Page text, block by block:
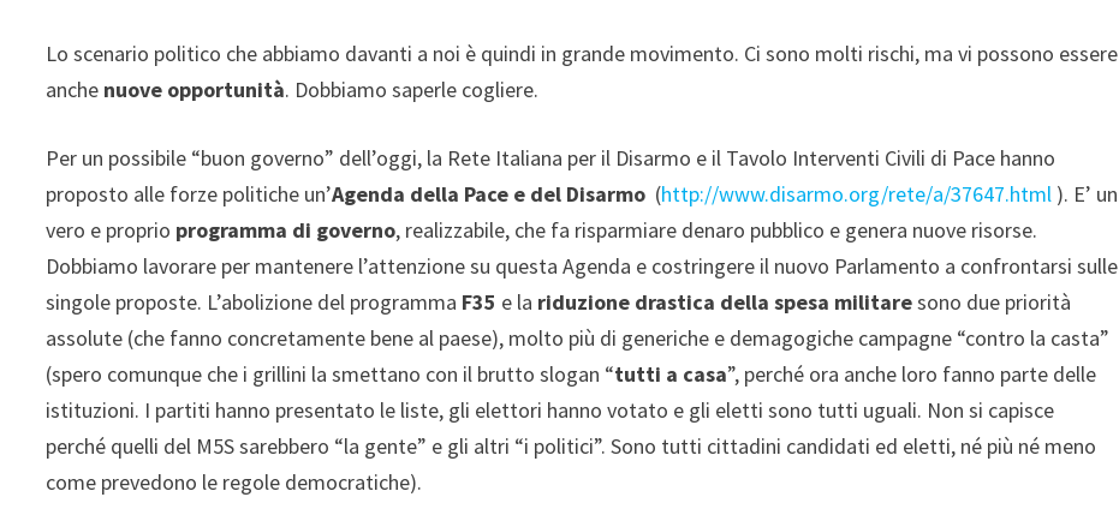
Lo scenario politico che abbiamo davanti a noi è quindi in grande movimento. Ci sono molti rischi, ma vi possono essere
anche nuove opportunità. Dobbiamo saperle cogliere.
Per un possibile “buon governo” dell’oggi, la Rete Italiana per il Disarmo e il Tavolo Interventi Civili di Pace hanno
proposto alle forze politiche un’Agenda della Pace e del Disarmo (http://www.disarmo.org/rete/a/37647.html ). E’ un
vero e proprio programma di governo, realizzabile, che fa risparmiare denaro pubblico e genera nuove risorse.
Dobbiamo lavorare per mantenere l’attenzione su questa Agenda e costringere il nuovo Parlamento a confrontarsi sulle
singole proposte. L’abolizione del programma F35 e la riduzione drastica della spesa militaresono due priorità
assolute (che fanno concretamente bene al paese), molto più di generiche e demagogiche campagne “contro la casta”
(spero comunque che i grillini la smettano con il brutto slogan “tutti a casa”, perché ora anche loro fanno parte delle
istituzioni. I partiti hanno presentato le liste, gli elettori hanno votato e gli eletti sono tutti uguali. Non si capisce
perché quelli del M5S sarebbero “la gente” e gli altri “i politici”. Sono tutti cittadini candidati ed eletti, né più né meno
come prevedono le regole democratiche).